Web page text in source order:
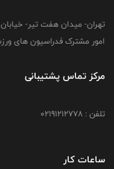
امور مشترک فدراسیون های
مرکز تماس پشتیبانی
تلفن : 02191212778
ساعات کار